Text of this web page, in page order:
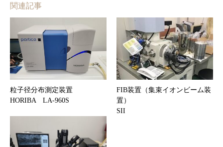
関連記事
粒子径分布測定装置
HORIBA LA-960S
FIB装置（集束イオンビーム装
置）
SII